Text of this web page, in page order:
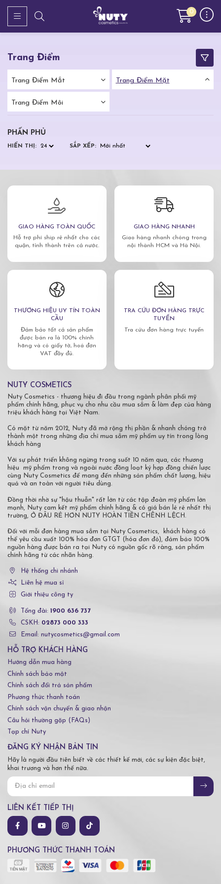
0
Trang Điểm
Trang Điểm Mắt Trang Điểm Mặt
Trang Điểm Môi
PHẤN PHỦ
HIỂN THỊ: SẮP XẾP:
GIAO HÀNG TOÀN QUỐC
Hỗ trợ phí ship rẻ nhất cho các
quận, tỉnh thành trên cả nước.
GIAO HÀNG NHANH
Giao hàng nhanh chóng trong
nội thành HCM và Hà Nội.
THƯƠNG HIỆU UY TÍN TOÀN
CẦU
Đảm bảo tất cả sản phẩm
được bán ra là 100% chính
hãng và có giấy tờ, hoá đơn
VAT đầy đủ.
TRA CỨU ĐƠN HÀNG TRỰC
TUYẾN
Tra cứu đơn hàng trực tuyến
NUTY COSMETICS
Nuty Cosmetics - thương hiệu đi đầu trong ngành phân phối mỹ
phẩm chính hãng, phục vụ cho nhu cầu mua sắm & làm đẹp của hàng
triệu khách hàng tại Việt Nam.
Có mặt từ năm 2012, Nuty đã mở rộng thị phần & nhanh chóng trở
thành một trong những địa chỉ mua sắm mỹ phẩm uy tín trong lòng
khách hàng
Với sự phát triển không ngừng trong suốt 10 năm qua, các thương
hiệu mỹ phẩm trong và ngoài nước đồng loạt ký hợp đồng chiến lược
cùng Nuty Cosmetics để mang đến những sản phẩm chất lượng, hiệu
quả và an toàn với người tiêu dùng.
Đồng thời nhờ sự "hậu thuẫn" rất lớn từ các tập đoàn mỹ phẩm lớn
mạnh, Nuty cam kết mỹ phẩm chính hãng & có giá bán lẻ rẻ nhất thị
trường, Ở ĐÂU RẺ HƠN NUTY HOÀN TIỀN CHÊNH LỆCH.
Đối với mỗi đơn hàng mua sắm tại Nuty Cosmetics, khách hàng có
thể yêu cầu xuất 100% hóa đơn GTGT (hóa đơn đỏ), đảm bảo 100%
nguồn hàng được bán ra tại Nuty có nguồn gốc rõ ràng, sản phẩm
chính hãng từ các nhãn hàng.
Hệ thống chi nhánh
Liên hệ mua sỉ
Giới thiệu công ty
Tổng đài: 1900 636 737
CSKH: 02873 000 333
Email: nutycosmetics@gmail.com
HỖ TRỢ KHÁCH HÀNG
Hướng dẫn mua hàng
Chính sách bảo mật
Chính sách đổi trả sản phẩm
Phương thức thanh toán
Chính sách vận chuyển & giao nhận
Câu hỏi thường gặp (FAQs)
Tạp chí Nuty
ĐĂNG KÝ NHẬN BẢN TIN
Hãy là người đầu tiên biết về các thiết kế mới, các sự kiện đặc biệt,
khai trương và hơn thế nữa.
LIÊN KẾT TIẾP THỊ
PHƯƠNG THỨC THANH TOÁN